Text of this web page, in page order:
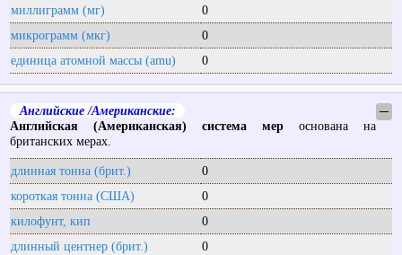
миллиграмм (мг)
0
микрограмм (мкг)
0
единица атомной массы (amu)
0
Английские /Американские:
─
Английская (Американская) система мер основана на
британских мерах.
длинная тонна (брит.)
0
короткая тонна (США)
0
килофунт, кип
0
длинный центнер (брит.)
0